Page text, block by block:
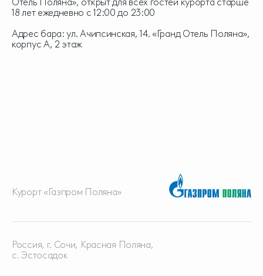
Отель Поляна», открыт для всех гостей курорта старше
18 лет ежедневно с 12:00 до 23:00
Адрес бара: ул. Ачипсинская, 14. «Гранд Отель Поляна»,
корпус А, 2 этаж
Курорт «Газпром Поляна»
Россия, г. Сочи, Красная Поляна,
с. Эстосадок